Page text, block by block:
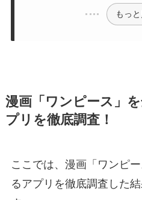
もっ
漫画「ワンピース」
プリを徹底調査！
ここでは、漫画「ワンピ
るアプリを徹底調査した